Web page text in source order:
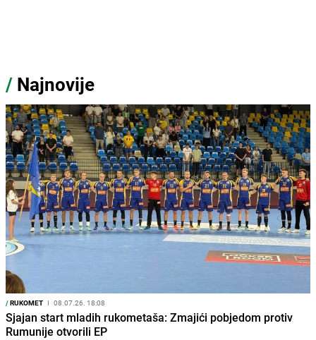
/ Najnovije
/RUKOMET I 08.07.26. 18:08
Sjajan start mladih rukometaša: Zmajići pobjedom protiv
Rumunije otvorili EP